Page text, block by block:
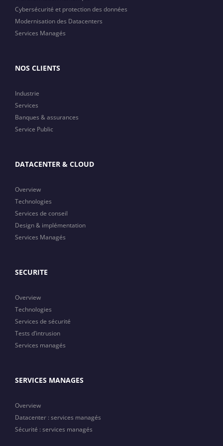
Cybersécurité et protection des données
Modernisation des Datacenters
Services Managés
NOS CLIENTS
Industrie
Services
Banques & assurances
Service Public
DATACENTER & CLOUD
Overview
Technologies
Services de conseil
Design & implémentation
Services Managés
SECURITE
Overview
Technologies
Services de sécurité
Tests d’intrusion
Services managés
SERVICES MANAGES
Overview
Datacenter : services managés
Sécurité : services managés